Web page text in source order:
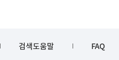
검색도움말 FAQ